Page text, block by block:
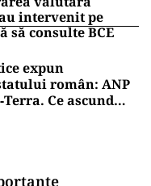
intervenit pe
consulte BCE
expun
român: ANP
Ce ascund